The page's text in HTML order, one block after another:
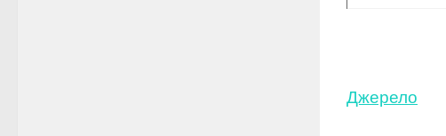
Джерело